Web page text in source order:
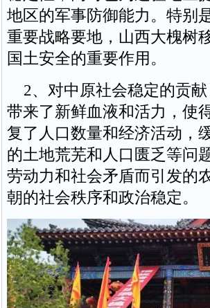
地区的军事防御能力。特别
重要战略要地，山西大槐树
国土安全的重要作用。
2、对中原社会稳定的贡
带来了新鲜血液和活力，使
复了人口数量和经济活动，
的土地荒芜和人口匮乏等问
劳动力和社会矛盾而引发的
朝的社会秩序和政治稳定。